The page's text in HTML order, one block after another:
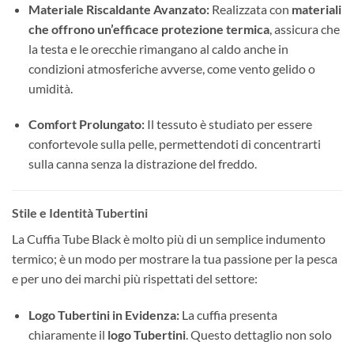
Materiale Riscaldante Avanzato:Realizzata con materiali
che offrono un’efficace protezione termica, assicura che
la testa e le orecchie rimangano al caldo anche in
condizioni atmosferiche avverse, come vento gelido o
umidità.
Comfort Prolungato:Il tessuto è studiato per essere
confortevole sulla pelle, permettendoti di concentrarti
sulla canna senza la distrazione del freddo.
Stile e Identità Tubertini
La Cuffia Tube Black è molto più di un semplice indumento
termico; è un modo per mostrare la tua passione per la pesca
e per uno dei marchi più rispettati del settore:
Logo Tubertini in Evidenza:La cuffia presenta
chiaramente il logo Tubertini. Questo dettaglio non solo